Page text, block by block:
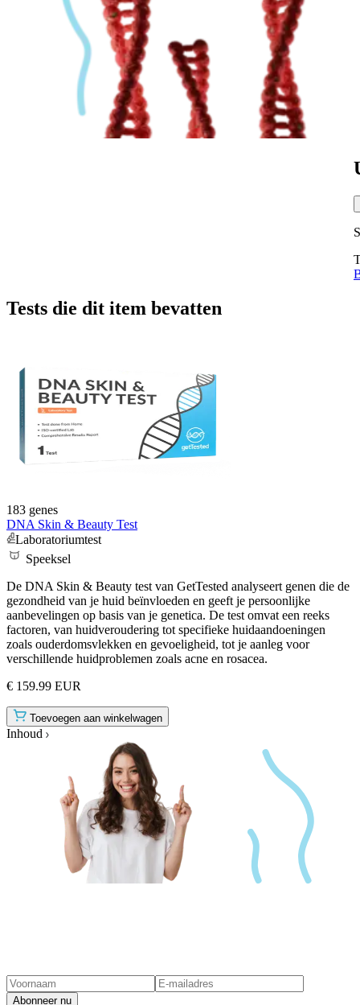
Tests die dit item bevatten
183 genes
DNA Skin & Beauty Test
Laboratoriumtest
Speeksel
De DNA Skin & Beauty test van GetTested analyseert genen die de
gezondheid van je huid beïnvloeden en geeft je persoonlijke
aanbevelingen op basis van je genetica. De test omvat een reeks
factoren, van huidveroudering tot specifieke huidaandoeningen
zoals ouderdomsvlekken en gevoeligheid, tot je aanleg voor
verschillende huidproblemen zoals acne en rosacea.
€ 159.99 EUR
Toevoegen aan winkelwagen
Inhoud
Abonneer nu